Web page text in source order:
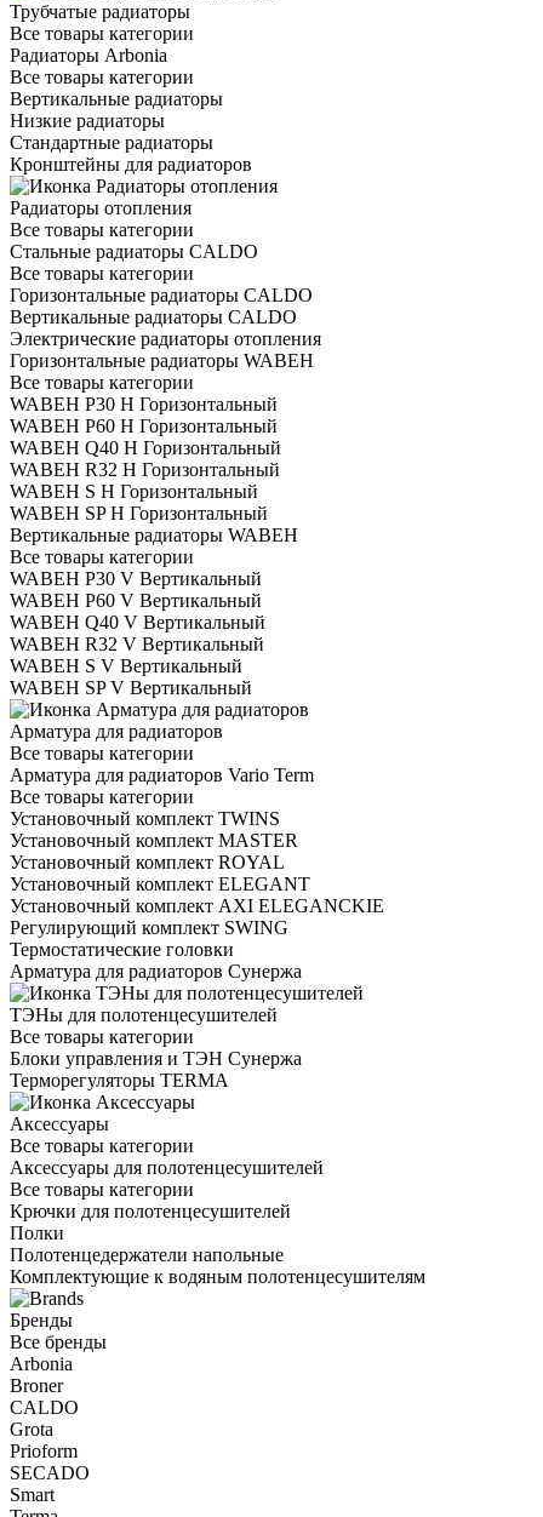
Трубчатые радиаторы
Все товары категории
Радиаторы Arbonia
Все товары категории
Вертикальные радиаторы
Низкие радиаторы
Стандартные радиаторы
Кронштейны для радиаторов
Радиаторы отопления
Все товары категории
Стальные радиаторы CALDO
Все товары категории
Горизонтальные радиаторы CALDO
Вертикальные радиаторы CALDO
Электрические радиаторы отопления
Горизонтальные радиаторы WABEH
Все товары категории
WABEH P30 H Горизонтальный
WABEH P60 H Горизонтальный
WABEH Q40 H Горизонтальный
WABEH R32 H Горизонтальный
WABEH S H Горизонтальный
WABEH SP H Горизонтальный
Вертикальные радиаторы WABEH
Все товары категории
WABEH P30 V Вертикальный
WABEH P60 V Вертикальный
WABEH Q40 V Вертикальный
WABEH R32 V Вертикальный
WABEH S V Вертикальный
WABEH SP V Вертикальный
Арматура для радиаторов
Все товары категории
Арматура для радиаторов Vario Term
Все товары категории
Установочный комплект TWINS
Установочный комплект MASTER
Установочный комплект ROYAL
Установочный комплект ELEGANT
Установочный комплект AXI ELEGANCKIE
Регулирующий комплект SWING
Термостатические головки
Арматура для радиаторов Сунержа
ТЭНы для полотенцесушителей
Все товары категории
Блоки управления и ТЭН Сунержа
Терморегуляторы TERMA
Аксессуары
Все товары категории
Аксессуары для полотенцесушителей
Все товары категории
Крючки для полотенцесушителей
Полки
Полотенцедержатели напольные
Комплектующие к водяным полотенцесушителям
Бренды
Все бренды
Arbonia
Broner
CALDO
Grota
Prioform
SECADO
Smart